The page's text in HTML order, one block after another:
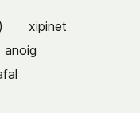
xipinet